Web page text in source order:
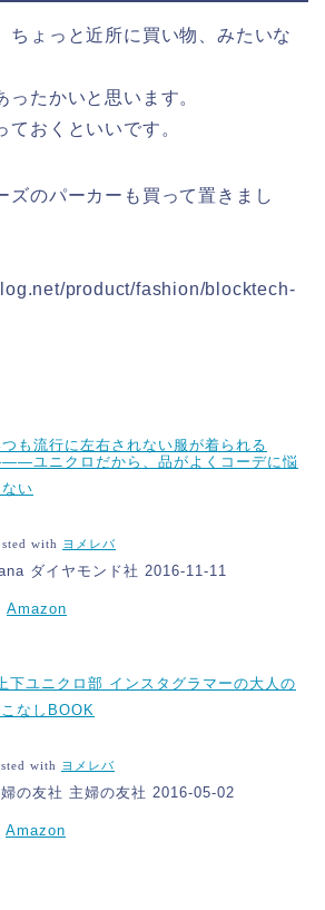
ちょっと近所に買い物、みたいな
ったかいと思います。
ておくといいです。
ズのパーカーも買って置きまし
product/fashion/blocktech-
つも流行に左右されない服が着られる
ユニクロだから、品がよくコーデに悩
ない
with ヨメレバ
ダイヤモンド社 2016-11-11
Amazon
下ユニクロ部 インスタグラマーの大人の
なしBOOK
with ヨメレバ
の友社 主婦の友社 2016-05-02
Amazon